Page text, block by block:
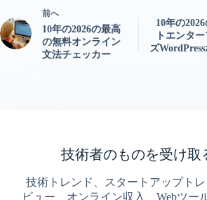
前へ
10年の2026の最高
の無料オンライン
文法チェッカー
10年の
トエンタ
ズ
技術者のものを受け取
技術トレンド、スタートアップト
ビュー、オンライン収入、Webツー